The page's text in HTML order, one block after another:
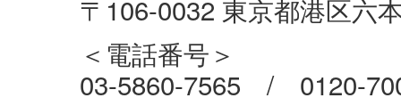
〒106-0032 東京都港区六
＜電話番号＞
03-5860-7565 / 0120-